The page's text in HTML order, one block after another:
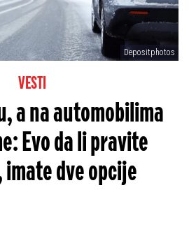
Depositphotos
VESTI
a na automobilima
Evo da li pravite
dve opcije